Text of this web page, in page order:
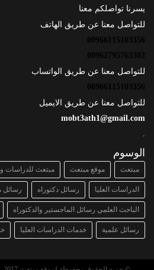
يسرنا تواصلكم معنا
للتواصل معنا عن طريق الهاتف
00966115103356
00962795763302
للتواصل معنا عن طريق الواتساب
00966115103356
للتواصل معنا عن طريق الايميل
mobt3ath1@gmail.com
الوسوم
مبتعث موقع مبتعث مبتعث للدراسات
الدراسات العليا رسائل دكتوراه رسائل
الباحث العلمي رسائل الماجستير والدكتوراه
رسائل علمية خدمات الدراسات العليا